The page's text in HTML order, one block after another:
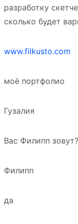
разработку
сколько будет
www.filkusto.com
моё портфолио
Гузалия
Вас Филипп зовут?
Филипп
да